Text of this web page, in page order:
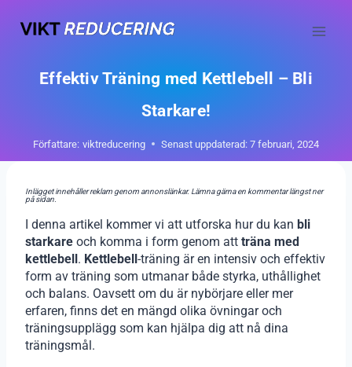
Effektiv Träning med Kettlebell – Bli
Starkare!
Författare: viktreducering Senast uppdaterad: 7 februari, 2024
Inlägget innehåller reklam genom annonslänkar. Lämna gärna en kommentar längst ner
på sidan.
I denna artikel kommer vi att utforska hur du kan bli
starkare och komma i form genom att träna med
kettlebell. Kettlebell-träning är en intensiv och effektiv
form av träning som utmanar både styrka, uthållighet
och balans. Oavsett om du är nybörjare eller mer
erfaren, finns det en mängd olika övningar och
träningsupplägg som kan hjälpa dig att nå dina
träningsmål.